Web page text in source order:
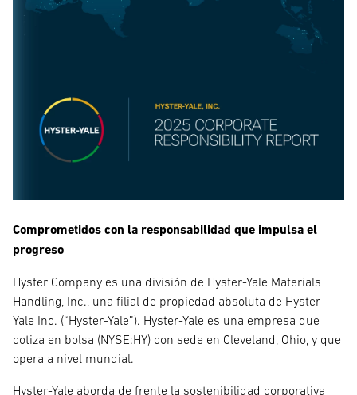
Comprometidos con la responsabilidad que impulsa el
progreso
Hyster Company es una división de Hyster-Yale Materials
Handling, Inc., una filial de propiedad absoluta de Hyster-
Yale Inc. (“Hyster-Yale”). Hyster-Yale es una empresa que
cotiza en bolsa (NYSE:HY) con sede en Cleveland, Ohio, y que
opera a nivel mundial.
Hyster-Yale aborda de frente la sostenibilidad corporativa